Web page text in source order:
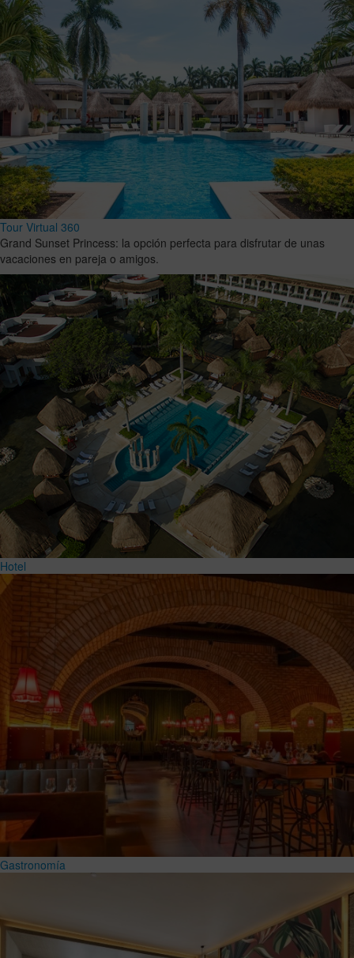
Tour Virtual 360
Grand Sunset Princess: la opción perfecta para disfrutar de unas
vacaciones en pareja o amigos.
Hotel
Gastronomía